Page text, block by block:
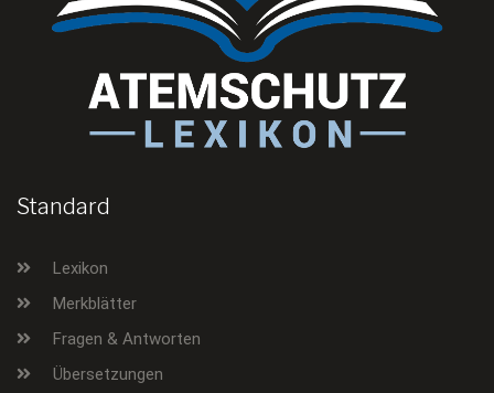
Standard
Lexikon
Merkblätter
Fragen & Antworten
Übersetzungen